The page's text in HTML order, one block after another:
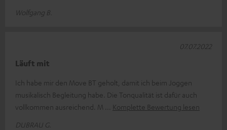
Wolfgang B.
Läuft mit
Ich habe mir den Move BT geholt, damit ich beim Joggen
musikalisch Begleitung habe. Die Tonqualität ist dafür auch
vollkommen ausreichend. M
Komplette Bewertung lesen
DUBRAU G.
07.07.2022